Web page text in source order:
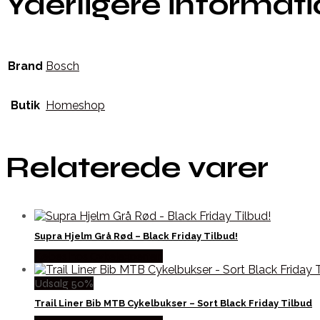
Brand Bosch
Butik Homeshop
Relaterede varer
Supra Hjelm Grå Rød – Black Friday Tilbud!
Udsalg 50%
Trail Liner Bib MTB Cykelbukser – Sort Black Friday Tilbud